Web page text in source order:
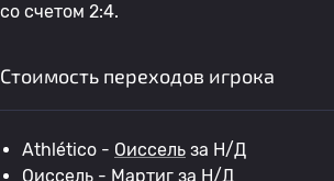
со счетом 2:4.
Стоимость переходов игрока
Athlético - Оиссель за Н/Д
Оиссель - Мартиг за Н/Д